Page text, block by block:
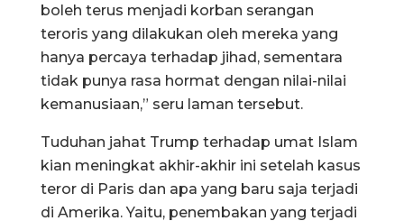
boleh terus menjadi korban serangan
teroris yang dilakukan oleh mereka yang
hanya percaya terhadap jihad, sementara
tidak punya rasa hormat dengan nilai-nilai
kemanusiaan,” seru laman tersebut.
Tuduhan jahat Trump terhadap umat Islam
kian meningkat akhir-akhir ini setelah kasus
teror di Paris dan apa yang baru saja terjadi
di Amerika. Yaitu, penembakan yang terjadi